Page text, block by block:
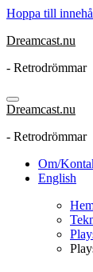
Hoppa till
Dreamcast.nu
- Retrodrömmar
Dreamcast.nu
- Retrodrömmar
Om/
English